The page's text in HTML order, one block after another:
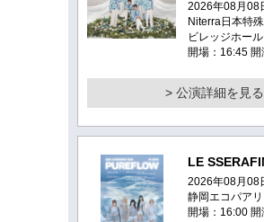
2026年08月08
Niterra日本特
ビレッジホール
開場：16:45
> 公演詳細を見る
LE
2026年08月08
静岡エコパア
開場：16:00